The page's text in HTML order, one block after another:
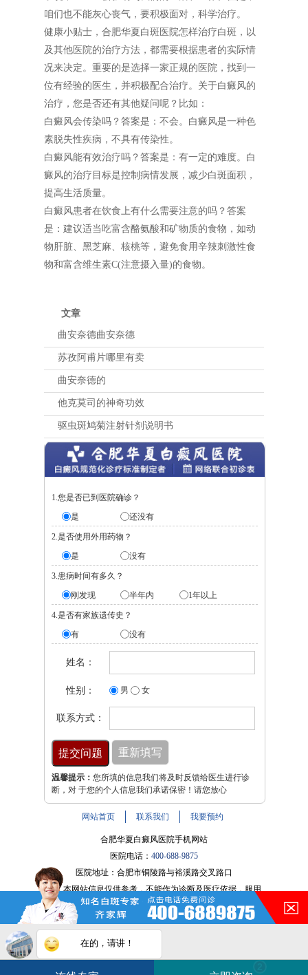
咱们也不能灰心丧气，要积极面对，科学治疗。
健康小贴士，合肥华夏白斑医院怎样治疗白斑，以
及其他医院的治疗方法，都需要根据患者的实际情
况来决定。重要的是选择一家正规的医院，找到一
位有经验的医生，并积极配合治疗。关于白癜风的
治疗，您是否还有其他疑问呢？比如：
白癜风会传染吗？答案是：不会。白癜风是一种色
素脱失性疾病，不具有传染性。
白癜风能有效治疗吗？答案是：有一定的难度。白
癜风的治疗目标是控制病情发展，减少白斑面积，
提高生活质量。
白癜风患者在饮食上有什么需要注意的吗？答案
是：建议适当吃富含酪氨酸和矿物质的食物，如动
物肝脏、黑芝麻、核桃等，避免食用辛辣刺激性食
物和富含维生素C(注意摄入量)的食物。
文章
曲安奈德曲安奈德
苏孜阿甫片哪里有卖
曲安奈德的
他克莫司的神奇功效
驱虫斑鸠菊注射针剂说明书
1.您是否已到医院确诊？
是
还没有
2.是否使用外用药物？
是
没有
3.患病时间有多久？
刚发现
半年内 1年以上
4.是否有家族遗传史？
有
没有
姓名：
性别： 男 女
联系方式：
温馨提示： 您所填的信息我们将及时反馈给医生进行诊
断，对 于您的个人信息我们承诺保密！请您放心
网站首页 联系我们 我要预约
合肥华夏白癜风医院手机网站
医院电话： 400-688-9875
医院地址：合肥市铜陵路与裕溪路交叉路口
注：本网站信息仅供参考，不能作为诊断及医疗依据，服用
药物或进行治疗时请遵医嘱。如有转载或引用文章涉及版权
问题，请与我们联系。
皖ICP备16014022号-9
皖公网安备 34010202600947号
在的，请讲！
您的白斑在什么部位？
白斑在线问医生